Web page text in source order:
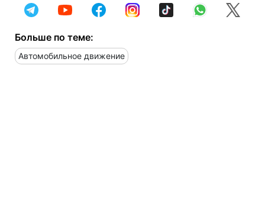
Больше по теме:
Автомобильное движение